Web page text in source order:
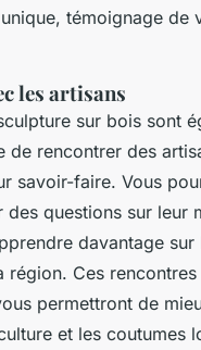
témoignage de
les artisans
sur bois sont
de rencontrer des
savoir-faire. Vous
des questions sur leur
davantage
région. Ces rencontres
permettront de
et les coutumes